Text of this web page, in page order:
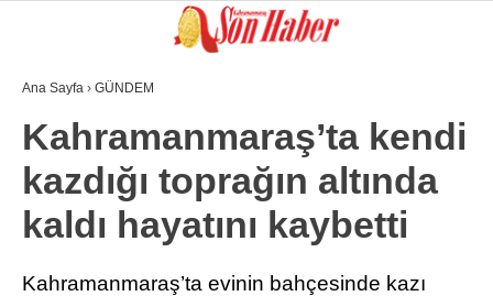
GÜNDEM
3. SAYFA
Ana Sayfa › GÜNDEM
Kahramanmaraş’ta kendi
kazdığı toprağın altında
kaldı hayatını kaybetti
Kahramanmaraş’ta evinin bahçesinde kazı